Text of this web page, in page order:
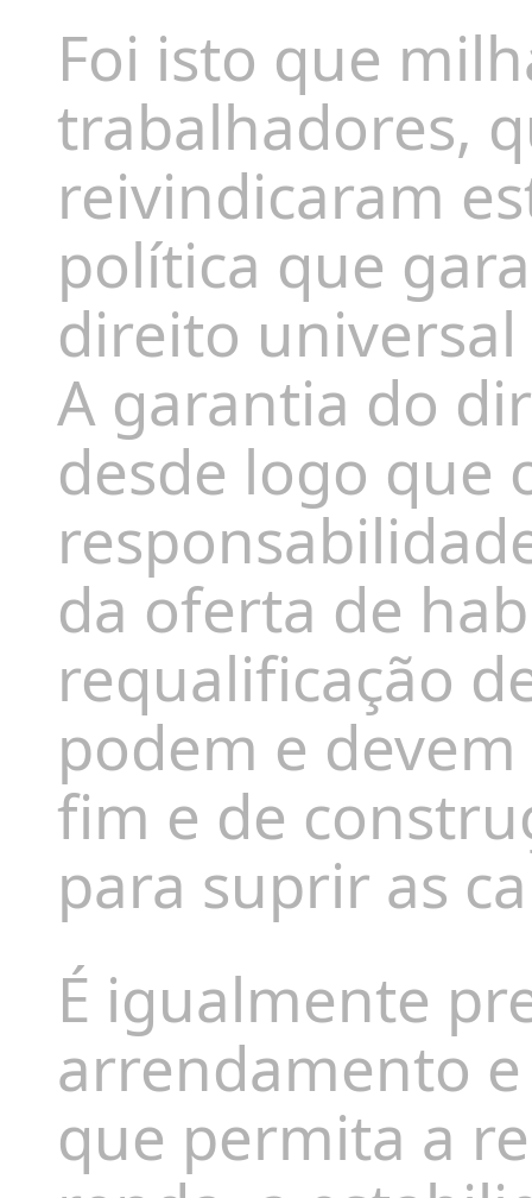
Foi isto que
trabalhadores,
reivindicaram
política que
direito
A garantia do
desde logo que
da oferta de
requalificação
podem e
fim e de
para suprir as
É igualmente
arrendamento
que permita a